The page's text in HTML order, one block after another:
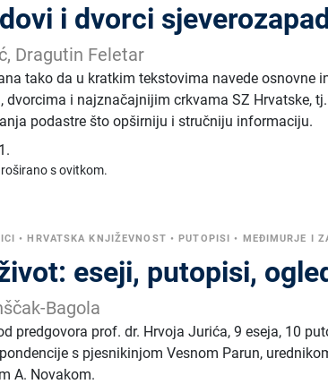
i dvorci
Dragutin Feletar
tako da u kratkim tekstovima navede osnovne
dvorcima i najznačajnijim crkvama SZ Hrvatske,
podastre što opširniju i stručniju informaciju.
s ovitkom.
•HRVATSKA KNJIŽEVNOST •PUTOPISI • MEĐIMURJE I
eseji, putopisi,
Bagola
predgovora prof. dr. Hrvoja Jurića, 9 eseja, 10
s pjesnikinjom Vesnom Parun,
A. Novakom.